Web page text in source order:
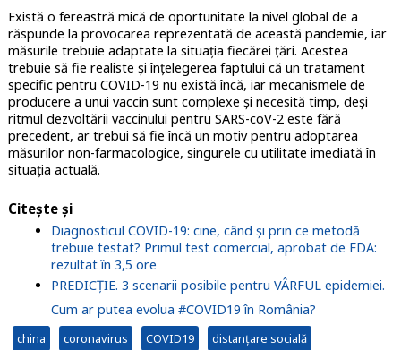
Există o fereastră mică de oportunitate la nivel global de a
răspunde la provocarea reprezentată de această pandemie, iar
măsurile trebuie adaptate la situația fiecărei țări. Acestea
trebuie să fie realiste și înțelegerea faptului că un tratament
specific pentru COVID-19 nu există încă, iar mecanismele de
producere a unui vaccin sunt complexe și necesită timp, deși
ritmul dezvoltării vaccinului pentru SARS-coV-2 este fără
precedent, ar trebui să fie încă un motiv pentru adoptarea
măsurilor non-farmacologice, singurele cu utilitate imediată în
situația actuală.
Citește și
Diagnosticul COVID-19: cine, când și prin ce metodă
trebuie testat? Primul test comercial, aprobat de FDA:
rezultat în 3,5 ore
PREDICȚIE. 3 scenarii posibile pentru VÂRFUL epidemiei.
Cum ar putea evolua #COVID19 în România?
china coronavirus COVID19 distanțare socială